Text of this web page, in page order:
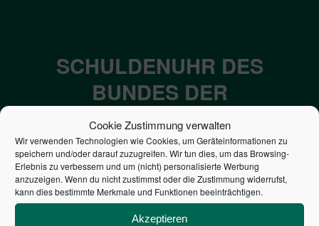
Cookie Zustimmung verwalten
Wir verwenden Technologien wie Cookies, um Geräteinformationen zu
speichern und/oder darauf zuzugreifen. Wir tun dies, um das Browsing-
Erlebnis zu verbessern und um (nicht) personalisierte Werbung
anzuzeigen. Wenn du nicht zustimmst oder die Zustimmung widerrufst,
kann dies bestimmte Merkmale und Funktionen beeinträchtigen.
Akzeptieren
SCHULDENUHR DES
BUNDES DER
STEUERZAHLER
7,052€
NEUVERSCHULDUNG
PRO SEKUNDE